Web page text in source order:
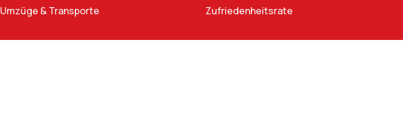
Umzüge & Transporte Zufriedenheitsrate